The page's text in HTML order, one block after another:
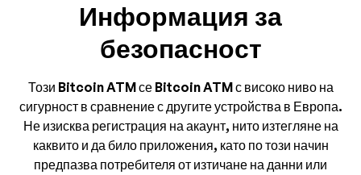
Информация за
безопасност
Този Bitcoin ATM се Bitcoin ATM с високо ниво на
сигурност в сравнение с другите устройства в Европа.
Не изисква регистрация на акаунт, нито изтегляне на
каквито и да било приложения, като по този начин
предпазва потребителя от изтичане на данни или